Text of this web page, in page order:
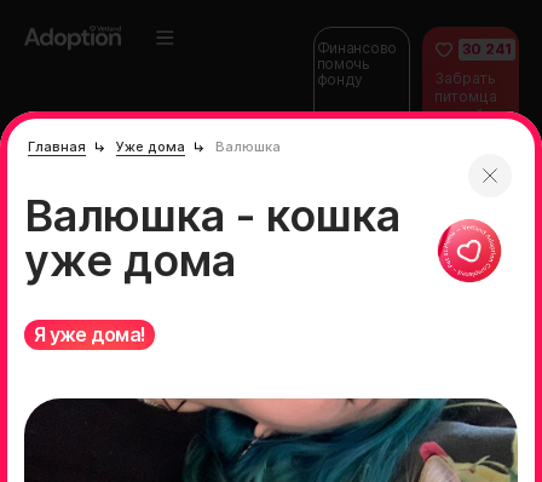
Финансово
помочь
фонду
30 241
Забрать
питомца
домой
Главная Уже дома Валюшка
Валюшка - кошка
уже дома
Я уже дома!